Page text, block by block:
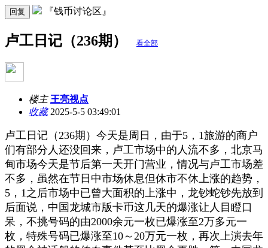
回复 『钱币讨论区』
卢工日记（236期） 看全部
楼主 王亮视点
收藏2025-5-5 03:49:01
卢工日记（236期）今天是周日，由于5，1旅游的商户
们有部分人还没回来，卢工市场中的人流不多，北京马
甸市场今天是节后第一天开门营业，情况与卢工市场差
不多，虽然在节日中市场休息但休市不休上涨的趋势，
5，1之后市场中已曾大面积的上涨中，龙钞蛇钞先放到
后面说，中国龙城市版卡币这几天的爆涨让人目瞪口
呆，不挑号码的由2000余元一枚已爆涨至2万多元一
枚，特殊号码已爆涨至10～20万元一枚，再次上演去年